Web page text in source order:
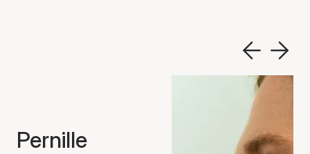
Pernille